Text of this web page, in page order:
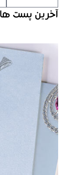
آخرین پست ها